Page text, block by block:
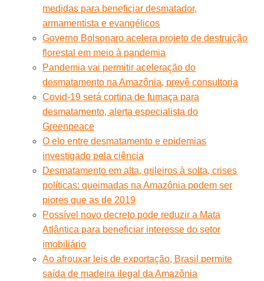
medidas para beneficiar desmatador,
armamentista e evangélicos
Governo Bolsonaro acelera projeto de destruição
florestal em meio à pandemia
Pandemia vai permitir aceleração do
desmatamento na Amazônia, prevê consultoria
Covid-19 será cortina de fumaça para
desmatamento, alerta especialista do
Greenpeace
O elo entre desmatamento e epidemias
investigado pela ciência
Desmatamento em alta, grileiros à solta, crises
políticas: queimadas na Amazônia podem ser
piores que as de 2019
Possível novo decreto pode reduzir a Mata
Atlântica para beneficiar interesse do setor
imobiliário
Ao afrouxar leis de exportação, Brasil permite
saída de madeira ilegal da Amazônia